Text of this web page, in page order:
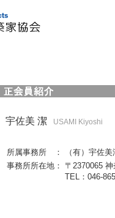
宇佐美 潔 USAMI Kiyoshi
所属事務所 ：
（有）宇佐
事務所所在地： 〒2370065
TEL：046-